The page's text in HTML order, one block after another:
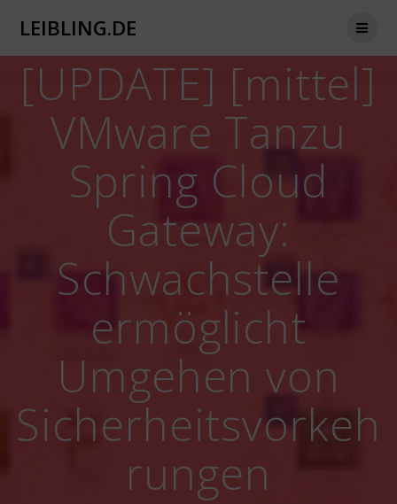
LEIBLING.DE
[UPDATE] [mittel]
VMware Tanzu
Spring Cloud
Gateway:
Schwachstelle
ermöglicht
Umgehen von
Sicherheitsvorkeh
rungen